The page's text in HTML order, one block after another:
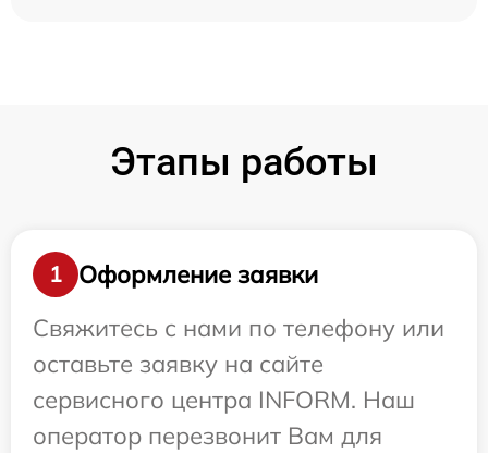
Этапы работы
1
Оформление заявки
Свяжитесь с нами по телефону или
оставьте заявку на сайте
сервисного центра INFORM. Наш
оператор перезвонит Вам для